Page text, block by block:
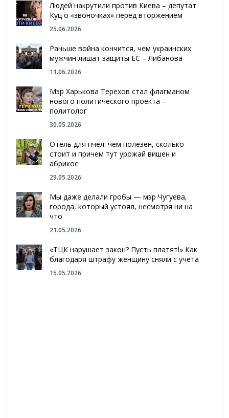
Людей накрутили против Киева – депутат
Куц о «звоночках» перед вторжением
25.06.2026
Раньше война кончится, чем украинских
мужчин лишат защиты ЕС – Либанова
11.06.2026
Мэр Харькова Терехов стал флагманом
нового политического проекта –
политолог
30.05.2026
Отель для пчел: чем полезен, сколько
стоит и причем тут урожай вишен и
абрикос
29.05.2026
Мы даже делали гробы — мэр Чугуева,
города, который устоял, несмотря ни на
что
21.05.2026
«ТЦК нарушает закон? Пусть платят!» Как
благодаря штрафу женщину сняли с учета
15.05.2026